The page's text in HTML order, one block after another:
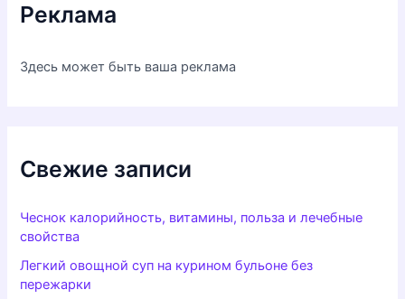
Реклама
Здесь может быть ваша реклама
Свежие записи
Чеснок калорийность, витамины, польза и лечебные
свойства
Легкий овощной суп на курином бульоне без
пережарки